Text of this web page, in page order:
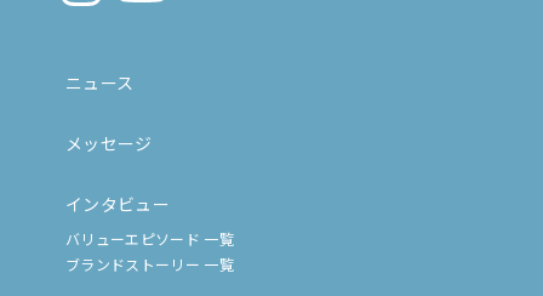
ニュース
メッセージ
インタビュー
バリューエピソード 一覧
ブランドストーリー 一覧